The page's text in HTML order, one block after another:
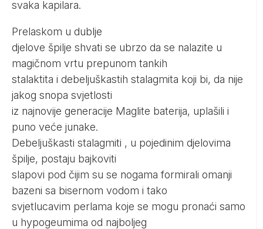
svaka kapilara.
Prelaskom u dublje
djelove špilje shvati se ubrzo da se nalazite u
magičnom vrtu prepunom tankih
stalaktita i debeljuškastih stalagmita koji bi, da nije
jakog snopa svjetlosti
iz najnovije generacije Maglite baterija, uplašili i
puno veće junake.
Debeljuškasti stalagmiti , u pojedinim djelovima
špilje, postaju bajkoviti
slapovi pod čijim su se nogama formirali omanji
bazeni sa bisernom vodom i tako
svjetlucavim perlama koje se mogu pronaći samo
u hypogeumima od najboljeg